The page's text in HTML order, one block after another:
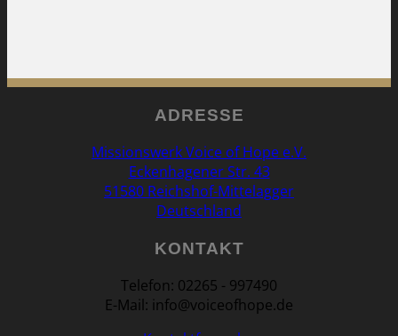
ADRESSE
Missionswerk Voice of Hope e.V.
Eckenhagener Str. 43
51580 Reichshof-Mittelagger
Deutschland
KONTAKT
Telefon: 02265 - 997490
E-Mail: info@voiceofhope.de